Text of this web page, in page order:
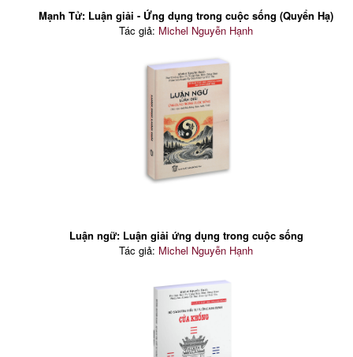
Mạnh Tử: Luận giải - Ứng dụng trong cuộc sống (Quyển Hạ)
Tác giả: Michel Nguyễn Hạnh
Luận ngữ: Luận giải ứng dụng trong cuộc sống
Tác giả: Michel Nguyễn Hạnh